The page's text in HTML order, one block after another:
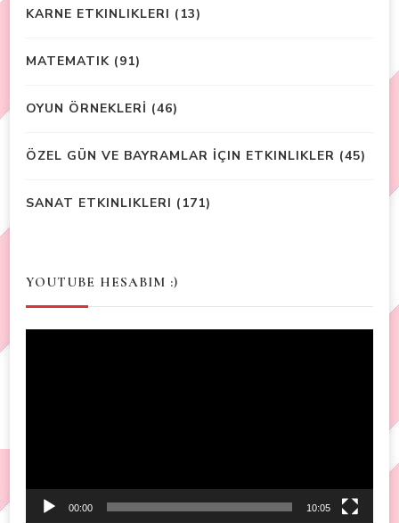
KARNE ETKINLIKLERI (13)
MATEMATIK (91)
OYUN ÖRNEKLERİ (46)
ÖZEL GÜN VE BAYRAMLAR İÇIN ETKINLIKLER (45)
SANAT ETKINLIKLERI (171)
YOUTUBE HESABIM :)
00:00 10:05